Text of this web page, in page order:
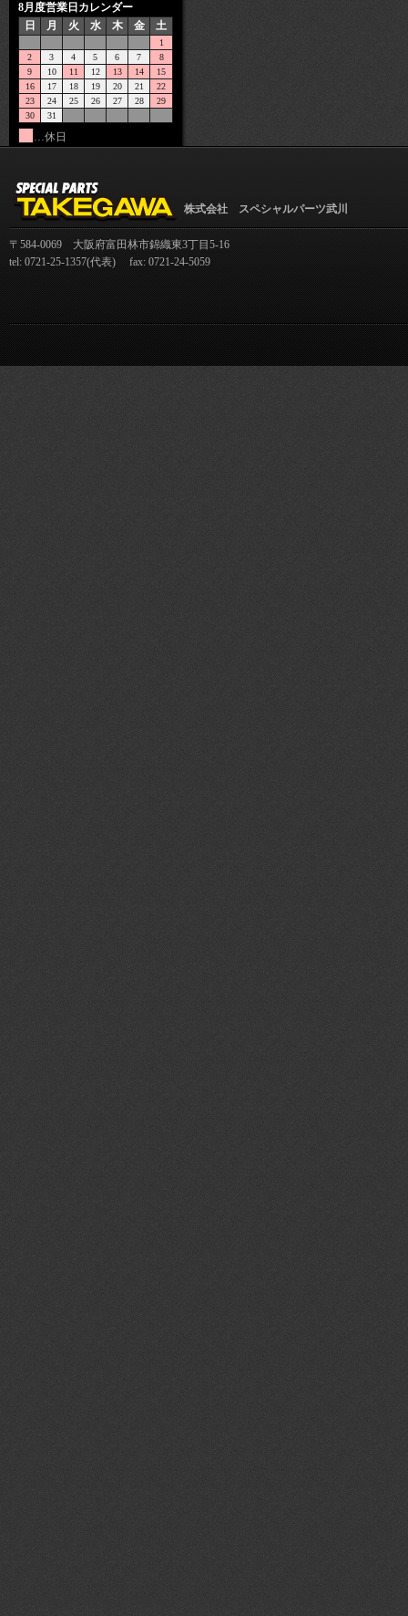
8月度営業日カレンダー
日
月 火 水 木 金 土
1
2
3 4 5 6 7
8
9
10 11 12 13 14
15
16
17 18 19 20 21
22
23
24 25 26 27 28
29
30
31
…休日
株式会社 スペシャルパーツ武川
〒584-0069 大阪府富田林市錦織東3丁目5-16
tel: 0721-25-1357(代表) fax: 0721-24-5059